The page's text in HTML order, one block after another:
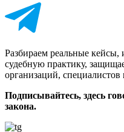
Разбираем реальные кейсы,
судебную практику,
организаций, специалистов
Подписывайтесь, здесь
закона.